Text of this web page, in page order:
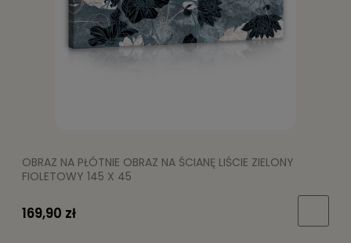
OBRAZ NA PŁÓTNIE OBRAZ NA ŚCIANĘ LIŚCIE ZIELONY
FIOLETOWY 145 X 45
169,90 zł